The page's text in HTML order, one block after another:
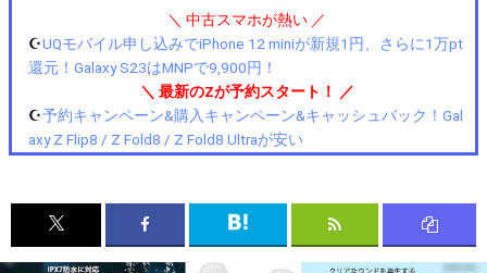
＼ 中古スマホが熱い ／
☪️UQモバイル申し込みでiPhone 12 miniが新規1円、さらに1万pt
還元！Galaxy S23はMNPで9,900円！
＼ 最新のZが予約スタート！ ／
☪️予約キャンペーン&購入キャンペーン&キャッシュバック！Gal
axy Z Flip8 / Z Fold8 / Z Fold8 Ultraが安い